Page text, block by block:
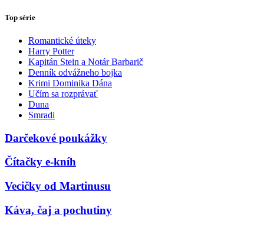
Top série
Romantické úteky
Harry Potter
Kapitán Stein a Notár Barbarič
Denník odvážneho bojka
Krimi Dominika Dána
Učím sa rozprávať
Duna
Smradi
Darčekové poukážky
Čítačky e-kníh
Vecičky od Martinusu
Káva, čaj a pochutiny